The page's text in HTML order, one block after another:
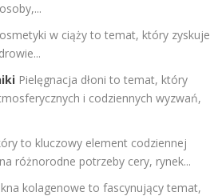
w ciąży to temat, który zyskuje
Pielęgnacja dłoni to temat, który
i codziennych wyzwań,
to kluczowy element codziennej
różnorodne potrzeby cery, rynek...
kolagenowe to fascynujący temat,